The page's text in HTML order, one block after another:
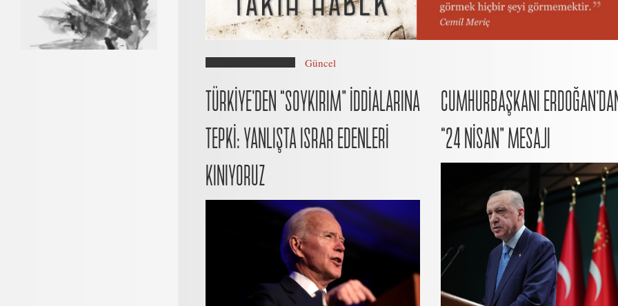
Güncel
TÜRKİYE’DEN “SOYKIRIM” İDDİALARINA
TEPKİ: YANLIŞTA ISRAR EDENLERİ
KINIYORUZ
CUMHURBAŞKANI
“24 NİSAN” MESAJI